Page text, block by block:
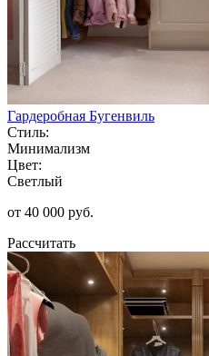
Гардеробная Бугенвиль
Стиль:
Минимализм
Цвет:
Светлый
от 40 000 руб.
Рассчитать